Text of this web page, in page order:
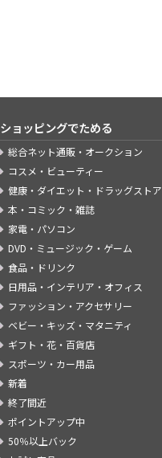
ショッピングでためる
総合ネット通販・オークション
コスメ・ビューティー
健康・ダイエット・ドラッグストア
本・コミック・雑誌
家電・パソコン
DVD・ミュージック・ゲーム
食品・ドリンク
日用品・インテリア・オフィス
ファッション・アクセサリー
ベビー・キッズ・マタニティ
ギフト・花・百貨店
スポーツ・カー用品
新着
終了間近
ポイントアップ中
50％以上バック